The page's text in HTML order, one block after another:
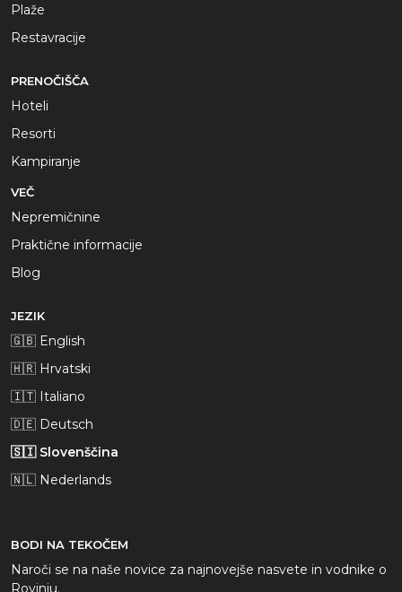
Plaže
Restavracije
PRENOČIŠČA
Hoteli
Resorti
Kampiranje
VEČ
Nepremičnine
Praktične informacije
Blog
JEZIK
🇬🇧 English
🇭🇷 Hrvatski
🇮🇹 Italiano
🇩🇪 Deutsch
🇸🇮 Slovenščina
🇳🇱 Nederlands
BODI NA TEKOČEM
Naroči se na naše novice za najnovejše nasvete in vodnike o
Rovinju.